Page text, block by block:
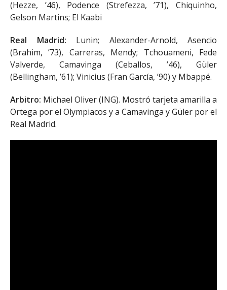
(Hezze, ’46), Podence (Strefezza, ’71), Chiquinho,
Gelson Martins; El Kaabi
Real Madrid: Lunin; Alexander-Arnold, Asencio
(Brahim, ’73), Carreras, Mendy; Tchouameni, Fede
Valverde, Camavinga (Ceballos, ’46), Güler
(Bellingham, ’61); Vinicius (Fran García, ’90) y Mbappé.
Arbitro: Michael Oliver (ING). Mostró tarjeta amarilla a
Ortega por el Olympiacos y a Camavinga y Güler por el
Real Madrid.